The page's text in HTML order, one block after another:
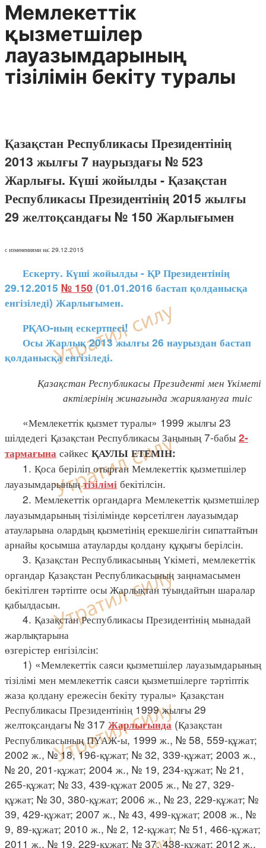
Мемлекеттік
қызметшілер
лауазымдарының
тізілімін бекіту туралы
Қазақстан Республикасы Президентінің
2013 жылғы 7 наурыздағы № 523
Жарлығы. Күші жойылды - Қазақстан
Республикасы Президентінің 2015 жылғы
29 желтоқсандағы № 150 Жарлығымен
с изменениями на: 29.12.2015
Ескерту. Күші жойылды - ҚР Президентінің
29.12.2015 № 150 (01.01.2016 бастап қолданысқа
енгізіледі) Жарлығымен.
РҚАО-ның ескертпесі!
Осы Жарлық 2013 жылғы 26 наурыздан бастап
қолданысқа енгізіледі.
Қазақстан Республикасы Президенті мен Үкіметі
актілерінің жинағында жариялануға тиіс
«Мемлекеттік қызмет туралы» 1999 жылғы 23
шілдедегі Қазақстан Республикасы Заңының 7-бабы 2-
тармағына сәйкес ҚАУЛЫ ЕТЕМІН:
1. Қоса беріліп отырған Мемлекеттік қызметшілер
лауазымдарыныңтізілімі бекітілсін.
2. Мемлекеттік органдарға Мемлекеттік қызметшілер
лауазымдарының тізілімінде көрсетілген лауазымдар
атауларына олардың қызметінің ерекшелігін сипаттайтын
арнайы қосымша атауларды қолдану құқығы берілсін.
3. Қазақстан Республикасының Үкіметі, мемлекеттік
органдар Қазақстан Республикасының заңнамасымен
бекітілген тәртіпте осы Жарлықтан туындайтын шаралар
қабылдасын.
4. Қазақстан Республикасы Президентінің мынадай
жарлықтарына
өзгерістер енгізілсін:
1) «Мемлекеттік саяси қызметшілер лауазымдарының
тізілімі мен мемлекеттік саяси қызметшілерге тәртіптік
жаза қолдану ережесін бекіту туралы» Қазақстан
Республикасы Президентінің 1999 жылғы 29
желтоқсандағы № 317 Жарлығында (Қазақстан
Республикасының ПҮАЖ-ы, 1999 ж., № 58, 559-құжат;
2002 ж., № 18, 196-құжат; № 32, 339-құжат; 2003 ж.,
№ 20, 201-құжат; 2004 ж., № 19, 234-құжат; № 21,
265-құжат; № 33, 439-құжат 2005 ж., № 27, 329-
құжат; № 30, 380-құжат; 2006 ж., № 23, 229-құжат; №
39, 429-құжат; 2007 ж., № 43, 499-құжат; 2008 ж., №
9, 89-құжат; 2010 ж., № 2, 12-құжат; № 51, 466-құжат;
2011 ж., № 19, 229-құжат; № 37, 438-құжат; 2012 ж.,